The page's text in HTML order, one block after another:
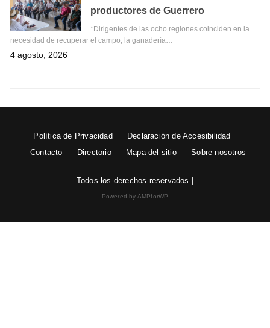
productores de Guerrero
*Dirigentes de las ocho regiones coinciden en la
necesidad de recuperar el campo, la ganadería…
4 agosto, 2026
Política de Privacidad
Declaración de Accesibilidad
Contacto
Directorio Mapa del sitio Sobre nosotros
Todos los derechos reservados |
Powered by AMPforWP